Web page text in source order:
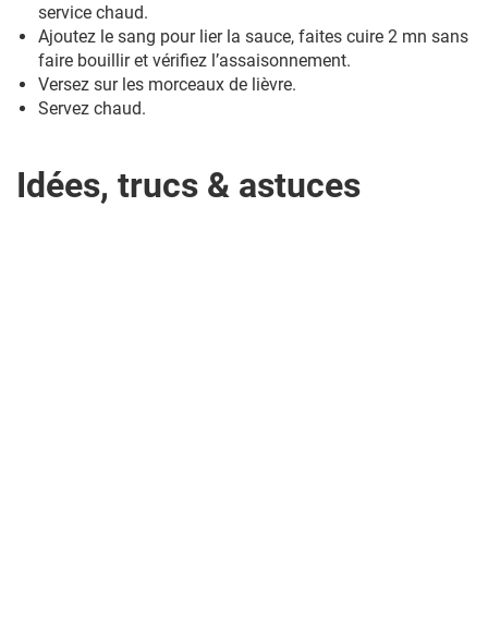
service chaud.
Ajoutez le sang pour lier la sauce, faites cuire 2 mn sans
faire bouillir et vérifiez l’assaisonnement.
Versez sur les morceaux de lièvre.
Servez chaud.
Idées, trucs & astuces